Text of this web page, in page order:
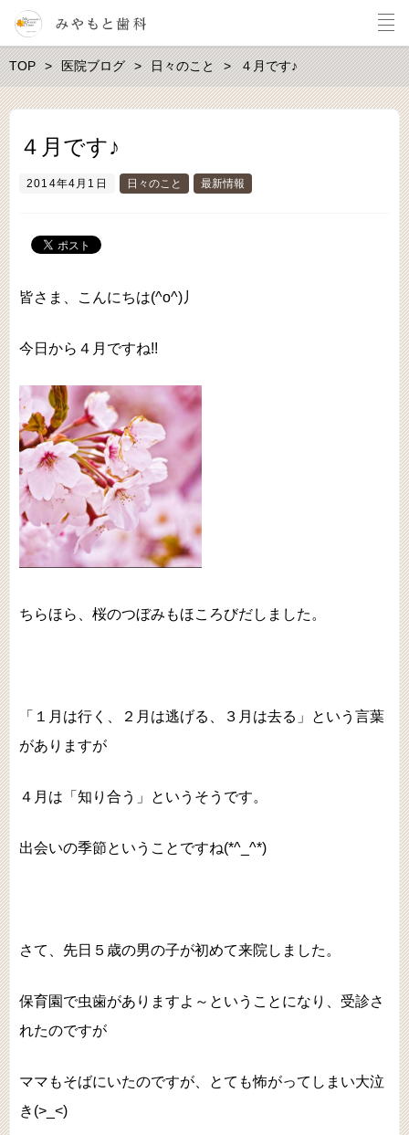
TOP 医院ブログ 日々のこと ４月です♪
４月です♪
2014年4月1日 日々のこと 最新情報
皆さま、こんにちは(^o^)丿
今日から４月ですね!!
ちらほら、桜のつぼみもほころびだしました。
「１月は行く、２月は逃げる、３月は去る」という言葉
がありますが
４月は「知り合う」というそうです。
出会いの季節ということですね(*^_^*)
さて、先日５歳の男の子が初めて来院しました。
保育園で虫歯がありますよ～ということになり、受診さ
れたのですが
ママもそばにいたのですが、とても怖がってしまい大泣
き(>_<)